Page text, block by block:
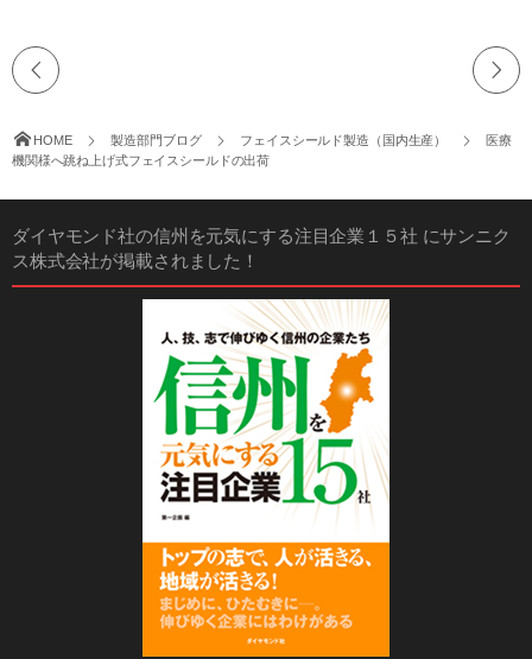
HOME 製造部門ブログ フェイスシールド製造（国内生産）
医療
機関様へ跳ね上げ式フェイスシールドの出荷
ダイヤモンド社の信州を元気にする注目企業１５社 にサンニク
ス株式会社が掲載されました！